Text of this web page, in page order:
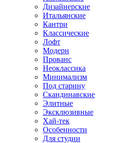
Дизайнерские
Итальянские
Кантри
Классические
Лофт
Модерн
Прованс
Неоклассика
Минимализм
Под старину
Скандинавские
Элитные
Эксклюзивные
Хай-тек
Особенности
Для студии